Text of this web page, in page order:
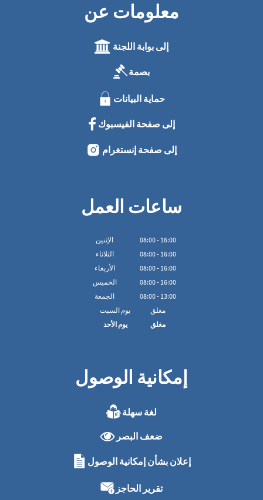
معلومات عن
إلى بوابة اللجنة
بصمة
حماية البيانات
إلى صفحة الفيسبوك
إلى صفحة إنستغرام
ساعات العمل
الإثنين 08:00- 16:00
الثلاثاء
08:00- 16:00
الأربعاء
08:00- 16:00
الخميس
08:00- 16:00
الجمعة
08:00- 13:00
يوم السبت
مغلق
يوم الأحد
مغلق
إمكانية الوصول
لغة سهلة
ضعف البصر
إعلان بشأن إمكانية الوصول
تقرير الحاجز